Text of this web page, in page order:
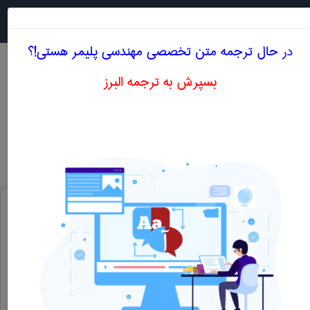
معادل انگلیسی نسبت تباین ، معیار اندازه گیری
قدرت رنگدانه برای پوشاندن سطح زیر کار که با
سرعت پاشش رنگ ارتباط دار
مهندسی پليمر
در حال ترجمه متن تخصصی مهندسی پليمر هستی!؟
بسپرش به ترجمه البرز